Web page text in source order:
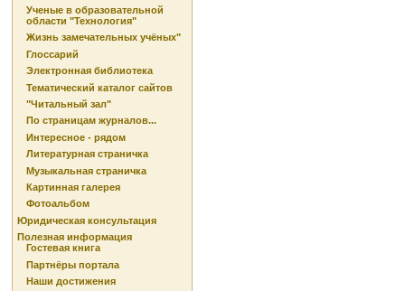
Ученые в образовательной
области "Технология"
Жизнь замечательных учёных"
Глоссарий
Электронная библиотека
Тематический каталог сайтов
"Читальный зал"
По страницам журналов...
Интересное - рядом
Литературная страничка
Музыкальная страничка
Картинная галерея
Фотоальбом
Юридическая консультация
Полезная информация
Гостевая книга
Партнёры портала
Наши достижения